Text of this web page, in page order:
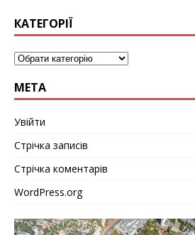
КАТЕГОРІЇ
МЕТА
Увійти
Стрічка записів
Стрічка коментарів
WordPress.org